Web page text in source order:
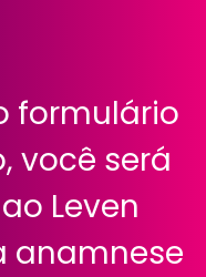
formulário
você será
Leven
anamnese